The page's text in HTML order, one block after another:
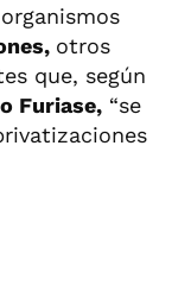
otros
que, según
Furiase, “se